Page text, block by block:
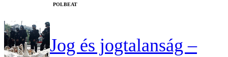
‎POLBEAT
Jog és jogtalanság –